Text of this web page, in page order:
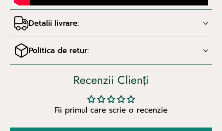
Detalii livrare:
Politica de retur:
Recenzii Clienți
Fii primul care scrie o recenzie